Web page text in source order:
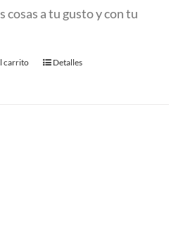
cosas a tu gusto y con tu
carrito Detalles